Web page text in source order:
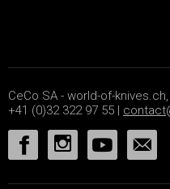
CeCo SA - world-of-
+41 (0)32 322 97 55 |